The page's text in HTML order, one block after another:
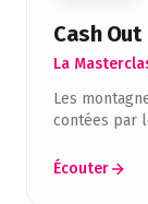
Cash Out
La
Les
contées par
Écouter